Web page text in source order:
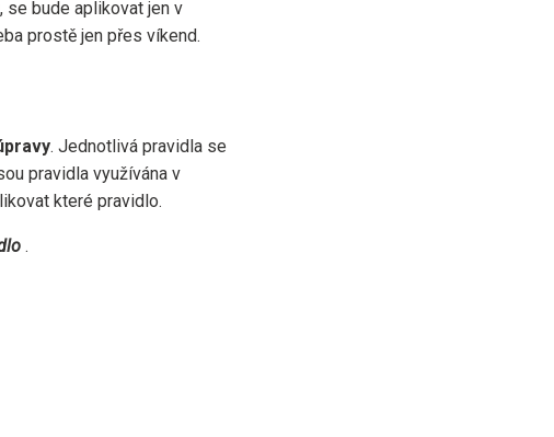
se bude aplikovat jen v
prostě jen přes víkend.
. Jednotlivá pravidla se
pravidla využívána v
které pravidlo.
.